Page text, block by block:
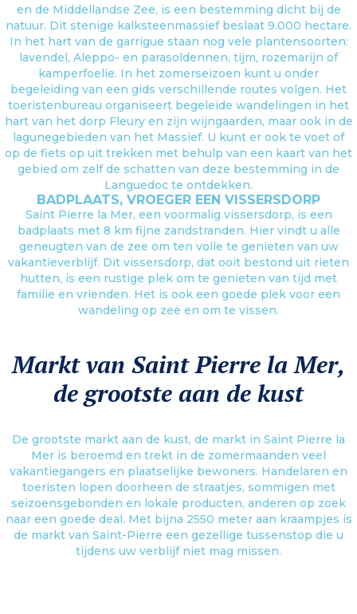
en de Middellandse Zee, is een bestemming dicht bij de
natuur. Dit stenige kalksteenmassief beslaat 9.000 hectare.
In het hart van de garrigue staan nog vele plantensoorten:
lavendel, Aleppo- en parasoldennen, tijm, rozemarijn of
kamperfoelie. In het zomerseizoen kunt u onder
begeleiding van een gids verschillende routes volgen. Het
toeristenbureau organiseert begeleide wandelingen in het
hart van het dorp Fleury en zijn wijngaarden, maar ook in de
lagunegebieden van het Massief. U kunt er ook te voet of
op de fiets op uit trekken met behulp van een kaart van het
gebied om zelf de schatten van deze bestemming in de
Languedoc te ontdekken.
BADPLAATS, VROEGER EEN VISSERSDORP
Saint Pierre la Mer, een voormalig vissersdorp, is een
badplaats met 8 km fijne zandstranden. Hier vindt u alle
geneugten van de zee om ten volle te genieten van uw
vakantieverblijf. Dit vissersdorp, dat ooit bestond uit rieten
hutten, is een rustige plek om te genieten van tijd met
familie en vrienden. Het is ook een goede plek voor een
wandeling op zee en om te vissen.
Markt van Saint Pierre la Mer,
de grootste aan de kust
De grootste markt aan de kust, de markt in Saint Pierre la
Mer is beroemd en trekt in de zomermaanden veel
vakantiegangers en plaatselijke bewoners. Handelaren en
toeristen lopen doorheen de straatjes, sommigen met
seizoensgebonden en lokale producten, anderen op zoek
naar een goede deal. Met bijna 2550 meter aan kraampjes is
de markt van Saint-Pierre een gezellige tussenstop die u
tijdens uw verblijf niet mag missen.